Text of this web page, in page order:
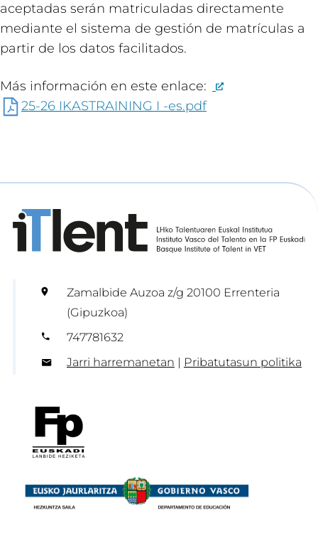
aceptadas serán matriculadas directamente
mediante el sistema de gestión de matrículas a
partir de los datos facilitados.
Más información en este enlace:
25-26 IKASTRAINING I -es.pdf
Zamalbide Auzoa z/g 20100 Errenteria
(Gipuzkoa)
747781632
Jarri harremanetan | Pribatutasun politika